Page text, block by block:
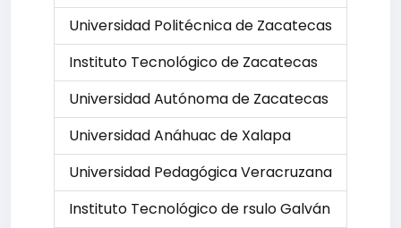
Universidad Politécnica de Zacatecas
Instituto Tecnológico de Zacatecas
Universidad Autónoma de Zacatecas
Universidad Anáhuac de Xalapa
Universidad Pedagógica Veracruzana
Instituto Tecnológico de rsulo Galván